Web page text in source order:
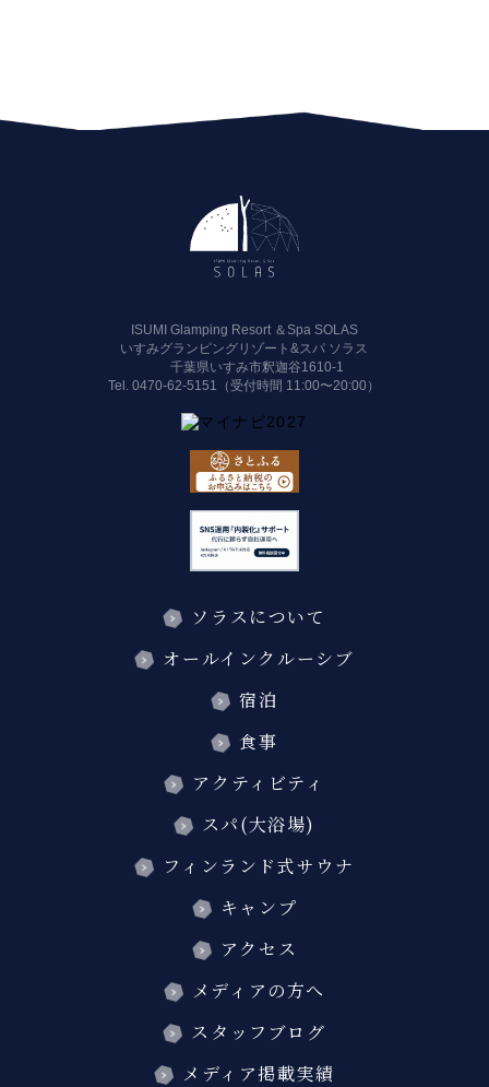
ISUMI Glamping Resort ＆Spa SOLAS
いすみグランピングリゾート&スパ ソラス
千葉県いすみ市釈迦谷1610-1
Tel.0470-62-5151（受付時間 11:00〜20:00）
ソラスについて
オールインクルーシブ
宿泊
食事
アクティビティ
スパ(大浴場)
フィンランド式サウナ
キャンプ
アクセス
メディアの方へ
スタッフブログ
メディア掲載実績